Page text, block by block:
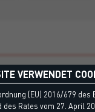
VERWENDET
(EU) 2016/679 des
des Rates vom 27. April